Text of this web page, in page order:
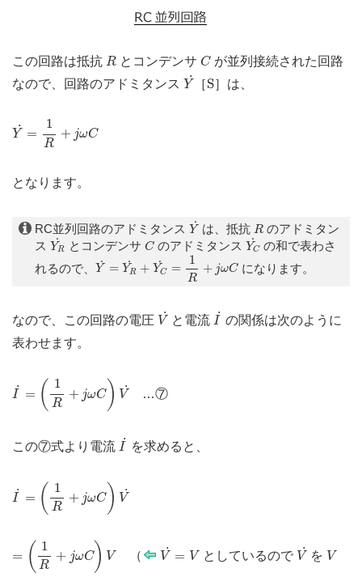
この回路は抵抗 R
R とコンデンサ C
Cが並列接続された回路
なので、回路のアドミタンス
˙
Y
Y˙
［S
S］は、
˙
Y =
1
R
+ jωC
R
となります。
RC並列回路のアドミタンス ˙
Y
Y
は、抵抗 R
R のアドミタン
ス
˙
YR
YR
とコンデンサ C
Cのアドミタンス ˙
YC
YC ˙
の和で表わさ
れるので、
˙
Y = ˙
YR + ˙
YC =
1
R
+ jωC
Y ˙= Y R˙ Y C˙ = R+j ωC
になります。
なので、この回路の電圧 ˙
V
V
と電流 ˙
I
˙
の関係は次のように
表わせます。
˙
I = ( 1
R
+ jωC ) ˙
V
R +
…⑦
この⑦式より電流 ˙
I
˙
を求めると、
˙
I = ( 1
R
+ jωC ) ˙
V
R +
= ( 1
R
+ jωC) V
R +
（ ˙
V = V
V˙ V
としているので ˙
V
V˙
を V
V